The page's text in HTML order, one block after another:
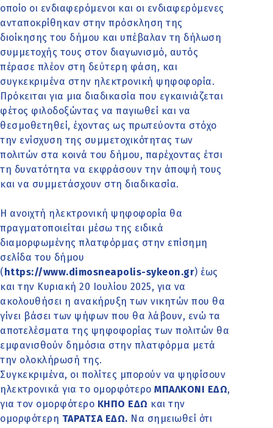
οποίο οι ενδιαφερόμενοι και οι ενδιαφερόμενες
ανταποκρίθηκαν στην πρόσκληση της
διοίκησης του δήμου και υπέβαλαν τη δήλωση
συμμετοχής τους στον διαγωνισμό, αυτός
πέρασε πλέον στη δεύτερη φάση, και
συγκεκριμένα στην ηλεκτρονική ψηφοφορία.
Πρόκειται για μια διαδικασία που εγκαινιάζεται
φέτος φιλοδοξώντας να παγιωθεί και να
θεσμοθετηθεί, έχοντας ως πρωτεύοντα στόχο
την ενίσχυση της συμμετοχικότητας των
πολιτών στα κοινά του δήμου, παρέχοντας έτσι
τη δυνατότητα να εκφράσουν την άποψή τους
και να συμμετάσχουν στη διαδικασία.
Η ανοιχτή ηλεκτρονική ψηφοφορία θα
πραγματοποιείται μέσω της ειδικά
διαμορφωμένης πλατφόρμας στην επίσημη
σελίδα του δήμου
(https://www.dimosneapolis-sykeon.gr) έως
και την Κυριακή 20 Ιουλίου 2025, για να
ακολουθήσει η ανακήρυξη των νικητών που θα
γίνει βάσει των ψήφων που θα λάβουν, ενώ τα
αποτελέσματα της ψηφοφορίας των πολιτών θα
εμφανισθούν δημόσια στην πλατφόρμα μετά
την ολοκλήρωσή της.
Συγκεκριμένα, οι πολίτες μπορούν να ψηφίσουν
ηλεκτρονικά για το ομορφότερο ΜΠΑΛΚΟΝΙ ΕΔΩ,
για τον ομορφότερο ΚΗΠΟ ΕΔΩ και την
ομορφότερη ΤΑΡΑΤΣΑ ΕΔΩ. Να σημειωθεί ότι